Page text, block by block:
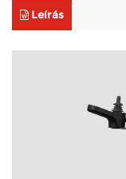
Leírás